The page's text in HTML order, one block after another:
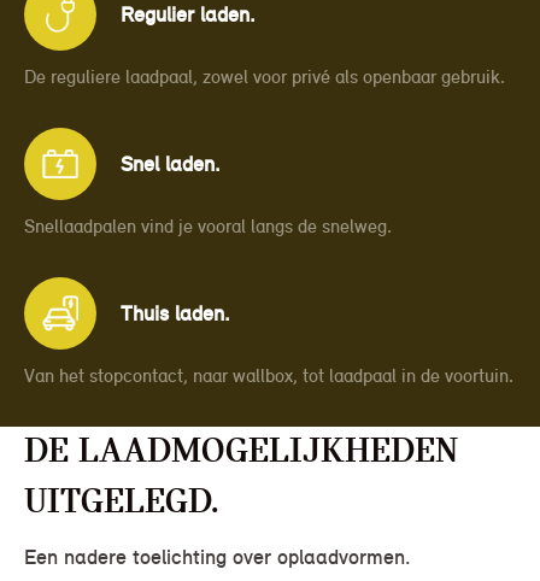
Regulier laden.
De reguliere laadpaal, zowel voor privé als openbaar gebruik.
Snel laden.
Snellaadpalen vind je vooral langs de snelweg.
Thuis laden.
Van het stopcontact, naar wallbox, tot laadpaal in de voortuin.
De laadmogelijkheden
uitgelegd.
Een nadere toelichting over oplaadvormen.